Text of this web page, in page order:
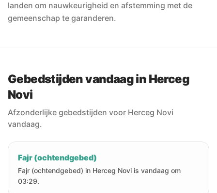
landen om nauwkeurigheid en afstemming met de
gemeenschap te garanderen.
Gebedstijden vandaag in Herceg
Novi
Afzonderlijke gebedstijden voor Herceg Novi
vandaag.
Fajr (ochtendgebed)
Fajr (ochtendgebed) in Herceg Novi is vandaag om
03:29.